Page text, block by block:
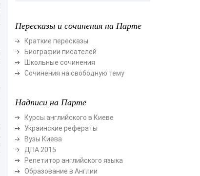
Пересказы и сочинения на Парте
Краткие пересказы
Биографии писателей
Школьные сочинения
Сочинения на свободную тему
Надписи на Парте
Курсы английского в Киеве
Украинские рефераты
Вузы Киева
ДПА 2015
Репетитор английского языка
Образование в Англии